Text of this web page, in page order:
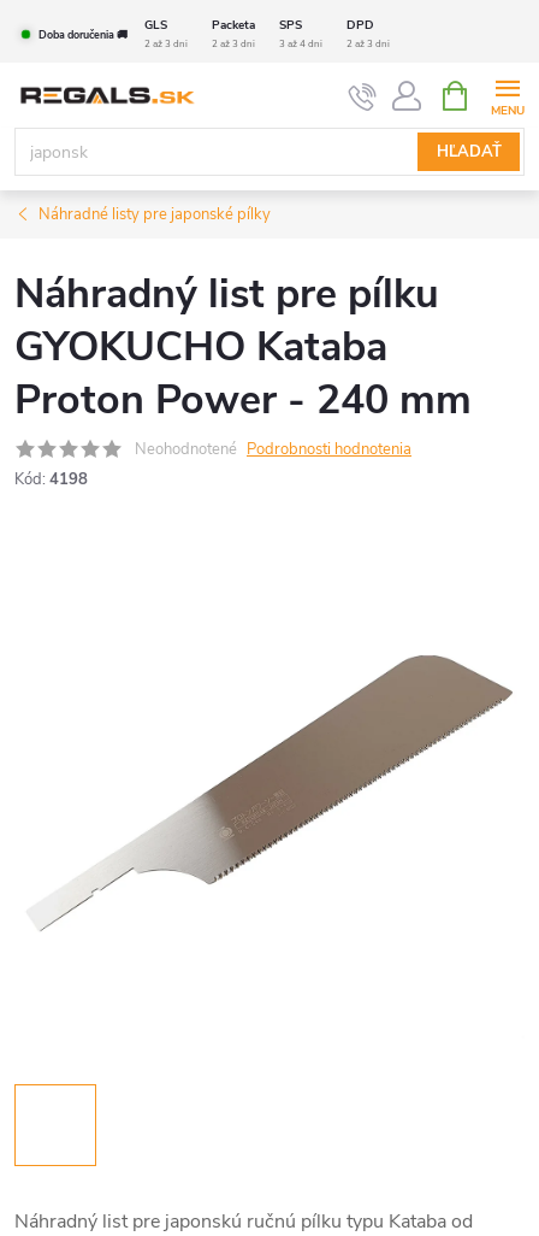
Doba doručenia 🚚
GLS Packeta SPS DPD
2 až 3 dni 2 až 3 dni 3 až 4 dni 2 až 3 dni
HĽADAŤ
KOŠÍK
Náhradné listy pre japonské pílky
Náhradný list pre pílku
GYOKUCHO Kataba
Proton Power - 240 mm
Neohodnotené Podrobnosti hodnotenia
Kód: 4198
Náhradný list pre japonskú ručnú pílku typu Kataba od